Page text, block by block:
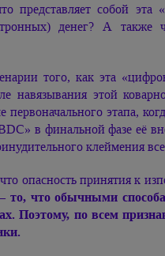
представляет собой
денег? А также
того, как эта
навязывания этой
этапа,
в финальной фазе её
клеймения
опасность принятия к
то, что обычными
Поэтому, по всем